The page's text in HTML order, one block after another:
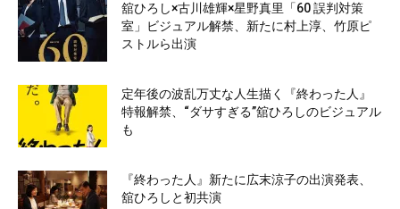
舘ひろし×古川雄輝×星野真里「60 誤判対策
室」ビジュアル解禁、新たに村上淳、竹原ピ
ストルら出演
定年後の波乱万丈な人生描く『終わった人』
特報解禁、“ダサすぎる”舘ひろしのビジュアル
も
『終わった人』新たに広末涼子の出演発表、
舘ひろしと初共演